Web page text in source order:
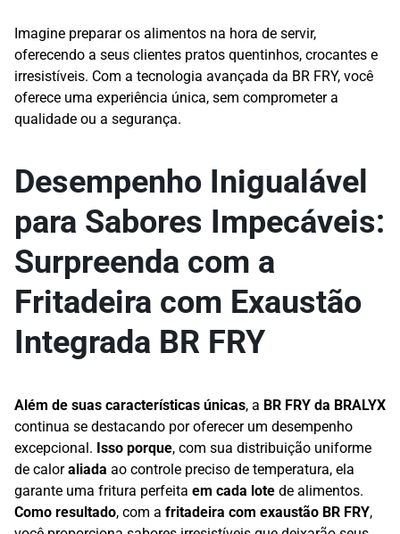
Imagine preparar os alimentos na hora de servir,
oferecendo a seus clientes pratos quentinhos, crocantes e
irresistíveis. Com a tecnologia avançada da BR FRY, você
oferece uma experiência única, sem comprometer a
qualidade ou a segurança.
Desempenho Inigualável
para Sabores Impecáveis:
Surpreenda com a
Fritadeira com Exaustão
Integrada BR FRY
Além de suas características únicas, a BR FRY da BRALYX
continua se destacando por oferecer um desempenho
excepcional. Isso porque, com sua distribuição uniforme
de caloraliada ao controle preciso de temperatura, ela
garante uma fritura perfeita em cada lote de alimentos.
Como resultado, com a fritadeira com exaustão BR FRY,